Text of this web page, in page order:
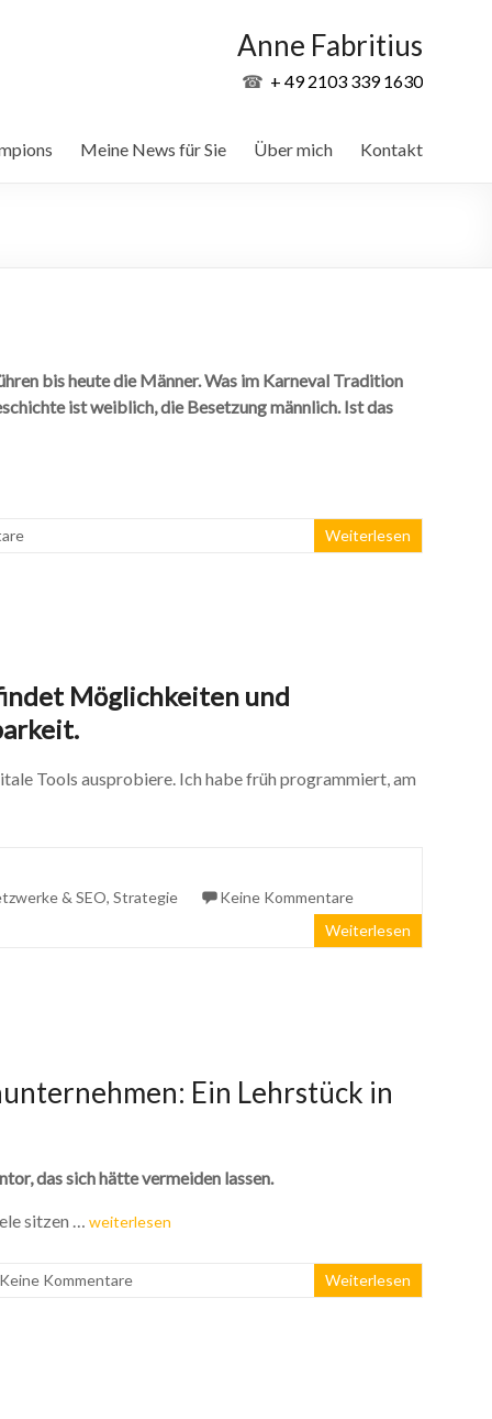
Anne Fabritius
☎ + 49 2103 339 1630
Meine News für Sie Über mich Kontakt
bis heute die Männer. Was im Karneval Tradition
ist weiblich, die Besetzung männlich. Ist das
Weiterlesen
Möglichkeiten und
Tools ausprobiere. Ich habe früh programmiert, am
& SEO, Strategie
Keine Kommentare
Weiterlesen
Ein Lehrstück in
das sich hätte vermeiden lassen.
sitzen … weiterlesen
Keine Kommentare Weiterlesen